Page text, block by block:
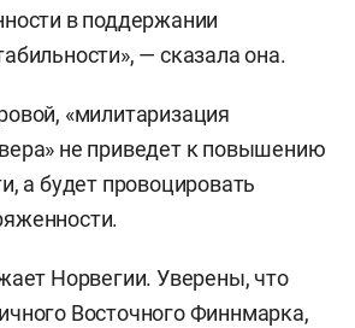
в поддержании
— сказала она.
«милитаризация
не приведет к повышению
а будет провоцировать
Норвегии. Уверены, что
Восточного Финнмарка,